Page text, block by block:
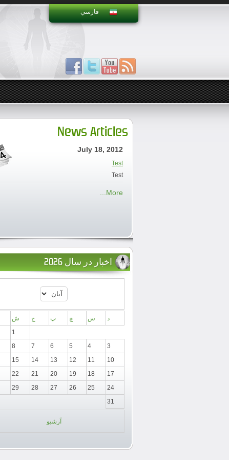
فارسي
News Articles
July 18, 2012
Test
Test
More...
اخبار در سال 2026
د س چ پ ج ش
1
3
4
5
6
7
8
10
11
12
13
14
15
17
18
19
20
21
22
24
25
26
27
28
29
31
آرشیو